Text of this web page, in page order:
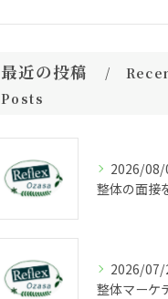
最近の投稿
Posts
2026/08/
2026/07/